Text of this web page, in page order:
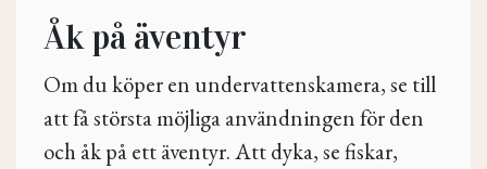
Åk på äventyr
Om du köper en undervattenskamera, se till
att få största möjliga användningen för den
och åk på ett äventyr. Att dyka, se fiskar,